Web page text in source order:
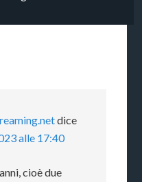
dice
alle 17:40
cioè due